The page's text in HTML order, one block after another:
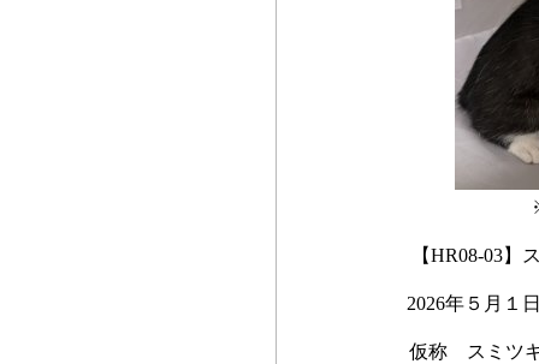
【HR08-03
2026年５月１
仮称 スミ